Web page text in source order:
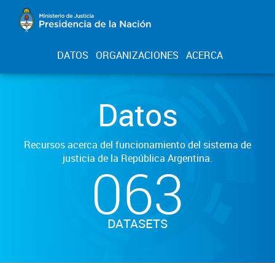
DATOS ORGANIZACIONES ACERCA
Datos
Recursos acerca del funcionamiento del sistema de
justicia de la República Argentina.
063
DATASETS